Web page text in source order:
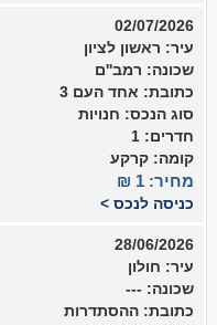
02/07/2026
עיר: ראשון לציון
שכונה: רמב''ם
כתובת: אחד העם 3
סוג הנכס: חנויות
חדרים: 1
קומה: קרקע
מחיר: 1 ₪
כניסה לנכס >
28/06/2026
עיר: חולון
שכונה: ---
כתובת: ההסתדרות